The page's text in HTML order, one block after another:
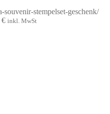
€ inkl. MwSt